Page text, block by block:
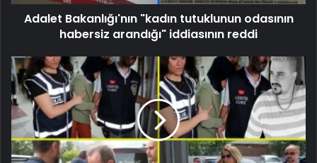
Adalet Bakanlığı'nın "kadın tutuklunun odasının
habersiz arandığı" iddiasının reddi